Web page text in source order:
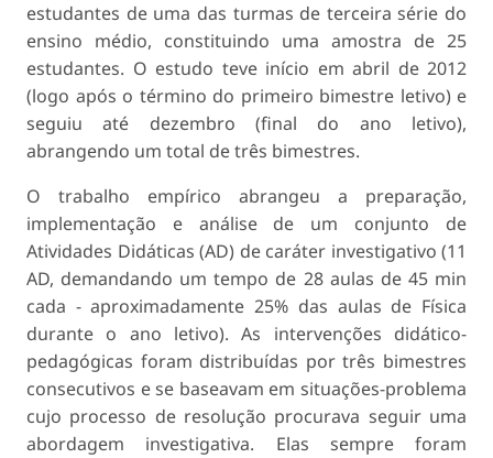
estudantes de uma das turmas de terceira série do
ensino médio, constituindo uma amostra de 25
estudantes. O estudo teve início em abril de 2012
(logo após o término do primeiro bimestre letivo) e
seguiu até dezembro (final do ano letivo),
abrangendo um total de três bimestres.
O trabalho empírico abrangeu a preparação,
implementação e análise de um conjunto de
Atividades Didáticas (AD) de caráter investigativo (11
AD, demandando um tempo de 28 aulas de 45 min
cada - aproximadamente 25% das aulas de Física
durante o ano letivo). As intervenções didático-
pedagógicas foram distribuídas por três bimestres
consecutivos e se baseavam em situações-problema
cujo processo de resolução procurava seguir uma
abordagem investigativa. Elas sempre foram